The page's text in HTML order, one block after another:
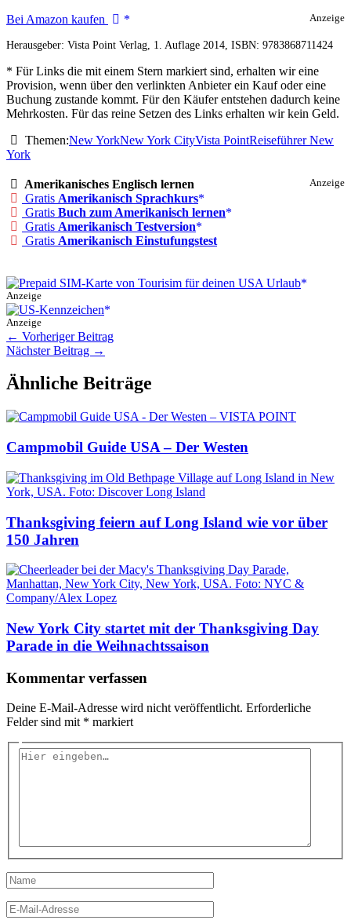
Anzeige
Vista
weltweit:
New
York
Bei Amazon kaufen
Herausgeber: Vista Point Verlag, 1. Auflage 2014, ISBN: 9783868711424
* Für Links die mit einem Stern markiert sind, erhalten wir eine
Provision, wenn über den verlinkten Anbieter ein Kauf oder eine
Buchung zustande kommt. Für den Käufer entstehen dadurch keine
Mehrkosten. Für das reine Setzen des Links erhalten wir kein Geld.
Themen:New YorkNew York CityVista PointReiseführer New
York
Anzeige
Amerikanisches Englisch lernen
Gratis Amerikanisch Sprachkurs
Gratis Buch zum Amerikanisch lernen
Gratis Amerikanisch Testversion
Gratis Amerikanisch Einstufungstest
Anzeige
Anzeige
← Vorheriger Beitrag
Nächster Beitrag →
Ähnliche Beiträge
Campmobil Guide USA – Der Westen
Thanksgiving feiern auf Long Island wie vor über
150 Jahren
New York City startet mit der Thanksgiving Day
Parade in die Weihnachtssaison
Kommentar verfassen
Deine E-Mail-Adresse wird nicht veröffentlicht. Erforderliche
Felder sind mit * markiert
Hier
Name
E-